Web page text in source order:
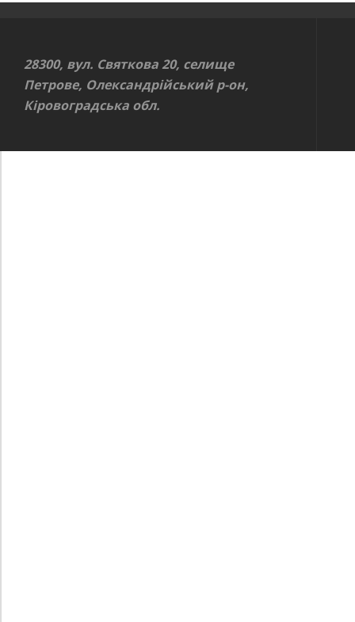
28300, вул. Святкова 20, селище
Петрове, Олександрійський р-он,
Кіровоградська обл.